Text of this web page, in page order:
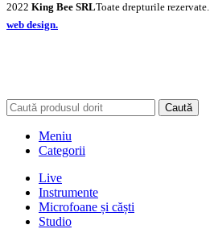
2022 King Bee SRLToate drepturile rezervate.
web design.
Caută
Meniu
Categorii
Live
Instrumente
Microfoane și căști
Studio